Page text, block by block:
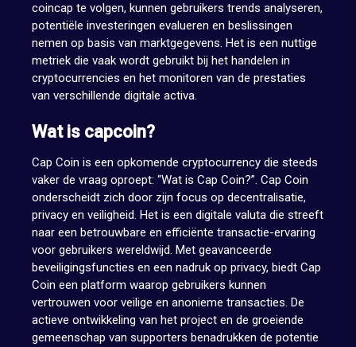
coincap te volgen, kunnen gebruikers trends analyseren,
potentiële investeringen evalueren en beslissingen
nemen op basis van marktgegevens. Het is een nuttige
metriek die vaak wordt gebruikt bij het handelen in
cryptocurrencies en het monitoren van de prestaties
van verschillende digitale activa.
Wat is capcoin?
Cap Coin is een opkomende cryptocurrency die steeds
vaker de vraag oproept: “Wat is Cap Coin?”. Cap Coin
onderscheidt zich door zijn focus op decentralisatie,
privacy en veiligheid. Het is een digitale valuta die streeft
naar een betrouwbare en efficiënte transactie-ervaring
voor gebruikers wereldwijd. Met geavanceerde
beveiligingsfuncties en een nadruk op privacy, biedt Cap
Coin een platform waarop gebruikers kunnen
vertrouwen voor veilige en anonieme transacties. De
actieve ontwikkeling van het project en de groeiende
gemeenschap van supporters benadrukken de potentie